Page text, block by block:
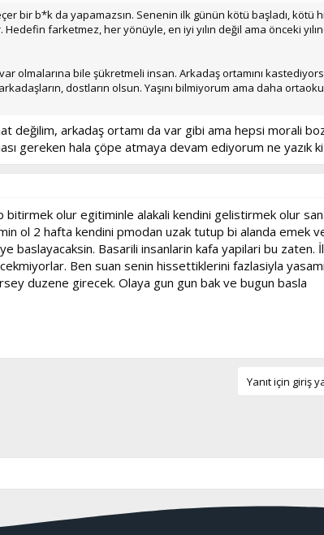
bir b*k da yapamazsın. Senenin ilk günün kötü başladı, kötü
farketmez, her yönüyle, en iyi yılın değil ama önceki
olmalarına bile şükretmeli insan. Arkadaş ortamını
dostların olsun. Yaşını bilmiyorum ama daha
değilim, arkadaş ortamı da var gibi ama hepsi morali
gereken hala çöpe atmaya devam ediyorum ne yazık ki
olur egitiminle alakali kendini gelistirmek olur
ol 2 hafta kendini pmodan uzak tutup bi alanda emek
baslayacaksin. Basarili insanlarin kafa yapilari bu zaten.
Ben suan senin hissettiklerini fazlasiyla
duzene girecek. Olaya gun gun bak ve bugun basla
Yanıt için giriş